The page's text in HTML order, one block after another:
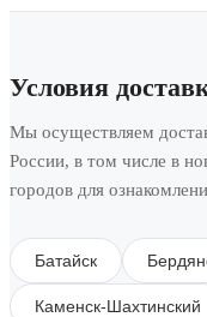
Условия
Мы осуществляем
России, в том числе в
городов для
Батайск
Каменск-Шахтинский